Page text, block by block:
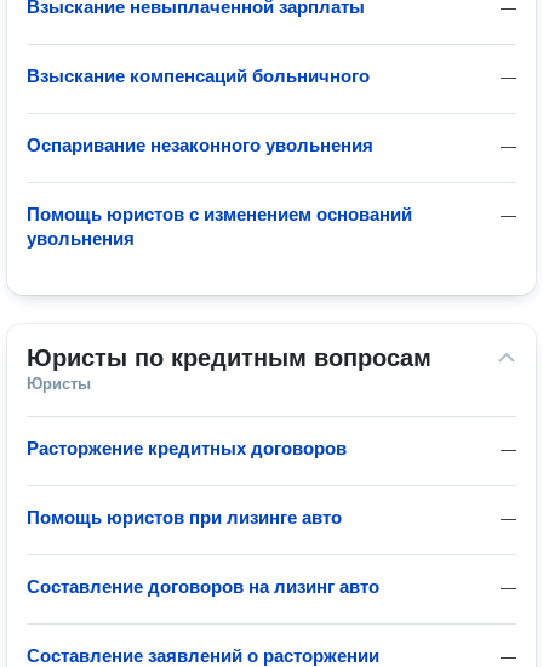
—
Взыскание невыплаченной зарплаты
—
Взыскание компенсаций больничного
—
Оспаривание незаконного увольнения
—
Помощь юристов с изменением оснований
увольнения
Юристы по кредитным вопросам
Юристы
—
Расторжение кредитных договоров
—
Помощь юристов при лизинге авто
—
Составление договоров на лизинг авто
—
Составление заявлений о расторжении